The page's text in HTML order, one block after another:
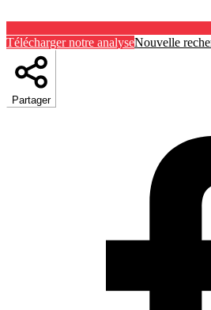
Télécharger notre analyseNouvelle
Partager